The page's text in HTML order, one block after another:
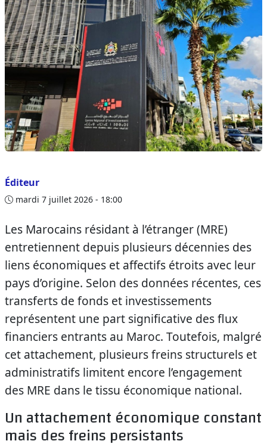
Éditeur
mardi 7 juillet 2026 - 18:00
Les Marocains résidant à l’étranger (MRE)
entretiennent depuis plusieurs décennies des
liens économiques et affectifs étroits avec leur
pays d’origine. Selon des données récentes, ces
transferts de fonds et investissements
représentent une part significative des flux
financiers entrants au Maroc. Toutefois, malgré
cet attachement, plusieurs freins structurels et
administratifs limitent encore l’engagement
des MRE dans le tissu économique national.
Un attachement économique constant
mais des freins persistants